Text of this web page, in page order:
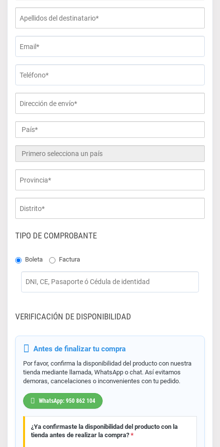
TIPO DE COMPROBANTE
Boleta Factura
VERIFICACIÓN DE DISPONIBILIDAD
Antes de finalizar tu compra
Por favor, confirma la disponibilidad del producto con nuestra
tienda mediante llamada, WhatsApp o chat. Así evitamos
demoras, cancelaciones o inconvenientes con tu pedido.
WhatsApp: 950 862 104
¿Ya confirmaste la disponibilidad del producto con la
tienda antes de realizar la compra? *